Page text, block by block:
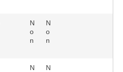
N
o
n
N
o
n
N
N